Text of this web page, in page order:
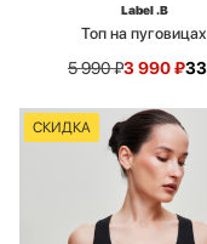
Label .B
Топ на пуговицах
5 990₽3 990₽
СКИДКА